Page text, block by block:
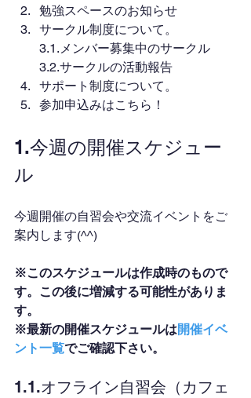
勉強スペースのお知らせ
サークル制度について。
3.1.メンバー募集中のサークル
3.2.サークルの活動報告
サポート制度について。
参加申込みはこちら！
1.今週の開催スケジュー
ル
今週開催の自習会や交流イベントをご
案内します(^^)
※このスケジュールは作成時のもので
す。この後に増減する可能性がありま
す。
※最新の開催スケジュールは開催イベ
ント一覧でご確認下さい。
1.1.オフライン自習会（カフェ